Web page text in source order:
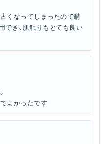
くなってしまったので購
でき、肌触りもとても良い
よかったです